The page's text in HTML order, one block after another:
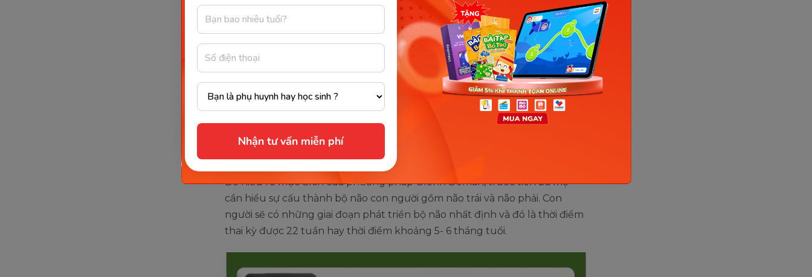
Nhận tư vấn miễn phí
Trong 50 năm qua, ông đã tạo nên sức ảnh hưởng vô cùng lớn tới hàng
triệu gia đình với cuốn sách : "Làm gì với đứa con bị tổn thương não của
bạn". Ngoài ra, hàng loạt các học liệu cùng phương pháp khơi dậy trí
thông minh trong bộ lão của trẻ “Phương pháp dạy trẻ sớm Glenn
Doman” đã và đang được sử dụng phổ biến ở 180 quốc gia trên toàn thế
giới.
Mục đích phương pháp Glenn Doman
Để hiểu rõ mục đích của phương pháp Glenn Doman, trước tiên ba mẹ
cần hiểu sự cấu thành bộ não con người gồm não trái và não phải. Con
người sẽ có những giai đoạn phát triển bộ não nhất định và đó là thời điểm
thai kỳ được 22 tuần hay thời điểm khoảng 5- 6 tháng tuổi.